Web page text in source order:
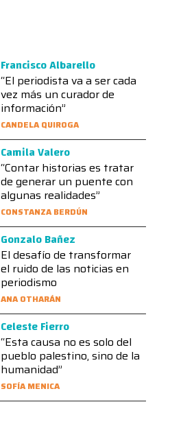
Francisco Albarello
“El periodista va a ser cada
vez más un curador de
información”
CANDELA QUIROGA
Camila Valero
“Contar historias es tratar
de generar un puente con
algunas realidades”
CONSTANZA BERDÚN
Gonzalo Bañez
El desafío de transformar
el ruido de las noticias en
periodismo
ANA OTHARÁN
Celeste Fierro
“Esta causa no es solo del
pueblo palestino, sino de la
humanidad”
SOFÍA MENICA